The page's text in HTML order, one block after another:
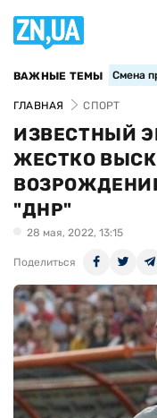
ВАЖНЫЕ ТЕМЫ Смена
ГЛАВНАЯ СПОРТ
ИЗВЕСТНЫЙ
ЖЕСТКО
"ДНР"
28 мая, 2022, 13:15
Поделиться